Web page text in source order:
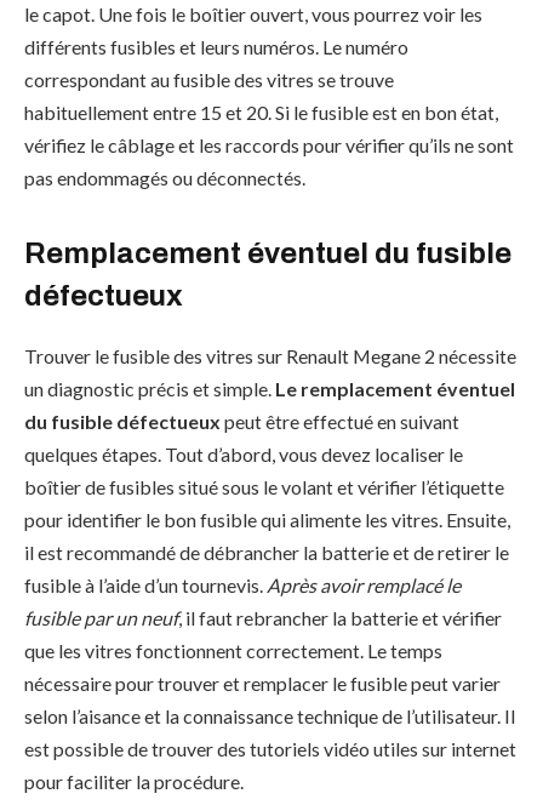
le capot. Une fois le boîtier ouvert, vous pourrez voir les
différents fusibles et leurs numéros. Le numéro
correspondant au fusible des vitres se trouve
habituellement entre 15 et 20. Si le fusible est en bon état,
vérifiez le câblage et les raccords pour vérifier qu’ils ne sont
pas endommagés ou déconnectés.
Remplacement éventuel du fusible
défectueux
Trouver le fusible des vitres sur Renault Megane 2 nécessite
un diagnostic précis et simple. Le remplacement éventuel
du fusible défectueux peut être effectué en suivant
quelques étapes. Tout d’abord, vous devez localiser le
boîtier de fusibles situé sous le volant et vérifier l’étiquette
pour identifier le bon fusible qui alimente les vitres. Ensuite,
il est recommandé de débrancher la batterie et de retirer le
fusible à l’aide d’un tournevis. Après avoir remplacé le
fusible par un neuf, il faut rebrancher la batterie et vérifier
que les vitres fonctionnent correctement. Le temps
nécessaire pour trouver et remplacer le fusible peut varier
selon l’aisance et la connaissance technique de l’utilisateur. Il
est possible de trouver des tutoriels vidéo utiles sur internet
pour faciliter la procédure.